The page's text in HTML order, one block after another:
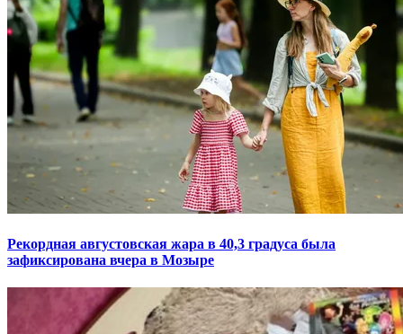
Рекордная августовская жара в 40,3 градуса была
зафиксирована вчера в Мозыре